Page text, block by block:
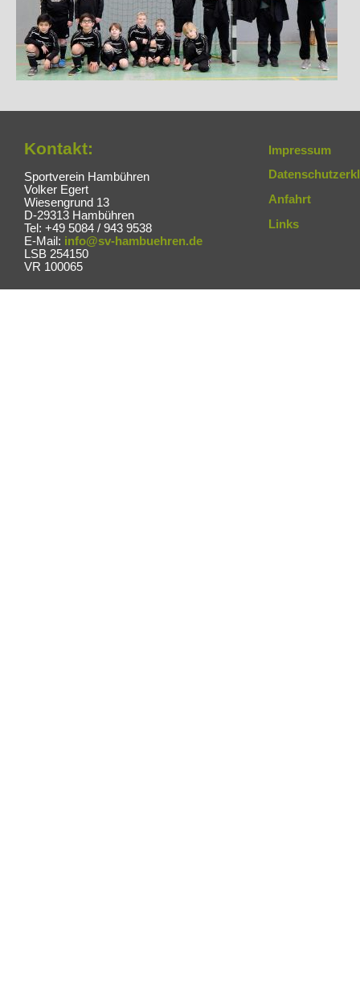
Kontakt:
Sportverein Hambühren
Volker Egert
Wiesengrund 13
D-29313 Hambühren
Tel: +49 5084 / 943 9538
E-Mail: info@sv-hambuehren.de
LSB 254150
VR 100065
Impressum
Anfahrt
Links